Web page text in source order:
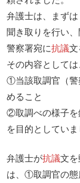
弁護士は、まず
聞き取りを行い
警察署宛に抗議
その内容としては
①当該取調官（警
めること
②取調べの様子を
を目的としていま
弁護士が抗議文
は、①取調官の